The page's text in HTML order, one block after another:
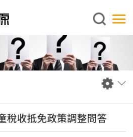
繁體中文
關於啓源
服務範圍
出版刊物
稅收抵免政策調整問答